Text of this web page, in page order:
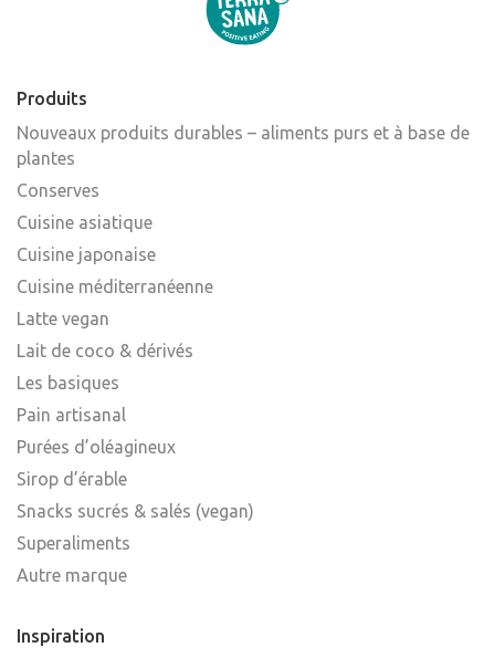
Produits
Nouveaux produits durables – aliments purs et à base de
plantes
Conserves
Cuisine asiatique
Cuisine japonaise
Cuisine méditerranéenne
Latte vegan
Lait de coco & dérivés
Les basiques
Pain artisanal
Purées d’oléagineux
Sirop d’érable
Snacks sucrés & salés (vegan)
Superaliments
Autre marque
Inspiration